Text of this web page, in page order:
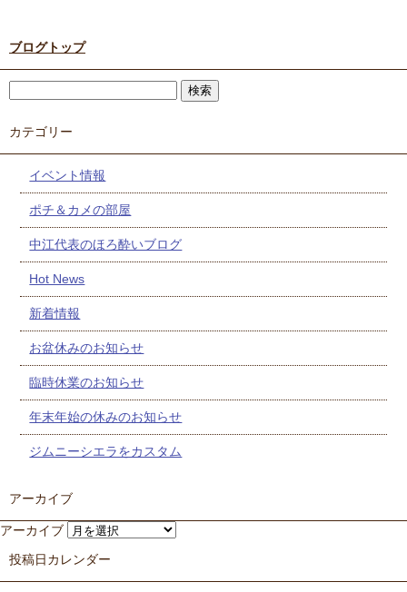
ブログトップ
カテゴリー
イベント情報
ポチ＆カメの部屋
中江代表のほろ酔いブログ
Hot News
新着情報
お盆休みのお知らせ
臨時休業のお知らせ
年末年始の休みのお知らせ
ジムニーシエラをカスタム
アーカイブ
アーカイブ
投稿日カレンダー